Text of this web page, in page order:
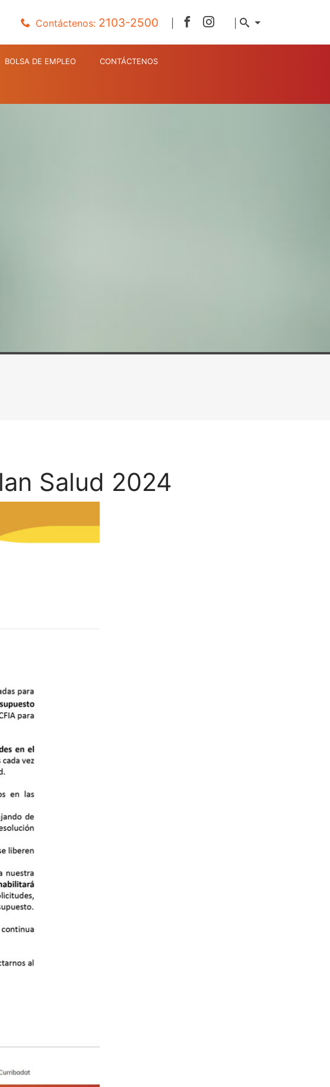
Contáctenos: 2103-2500 |
BOLSA DE EMPLEO CONTÁCTENOS
Salud 2024